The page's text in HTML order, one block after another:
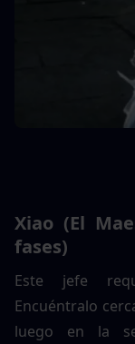
Xiao (El
fases)
Este jefe
Encuéntralo
luego en la